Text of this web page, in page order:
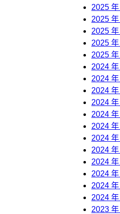
2025 年
2025 年
2025 年
2025 年
2025 年
2024 年
2024 年
2024 年
2024 年
2024 年
2024 年
2024 年
2024 年
2024 年
2024 年
2024 年
2024 年
2023 年